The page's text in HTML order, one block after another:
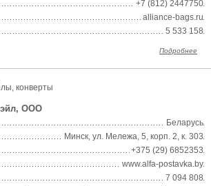
+7 (812) 2447750
alliance-bags.ru
5 533 158
Подробнее
конверты
ООО
Беларусь
Минск, ул. Мележа, 5, корп. 2, к. 303
+375 (29) 6852353
www.alfa-postavka.by
7 094 808